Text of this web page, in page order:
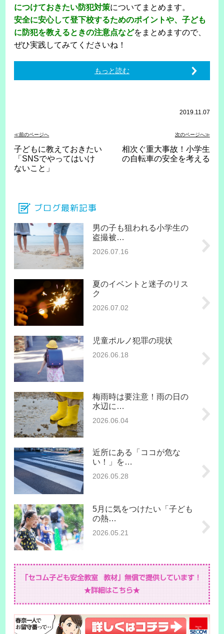
につけておきたい防犯対策についてまとめます。
安全に安心して登下校するためのポイントや、子ども
に防犯を教えるときの注意点などをまとめますので、
ぜひ実践してみてくださいね！
もっと読む
2019.11.07
≪前のページへ 次のページへ≫
子どもに教えておきたい
「SNSでやってはいけ
ないこと」
相次ぐ重大事故！小学生
の自転車の安全を考える
ブログ最新記事
男の子も狙われる小学生の
盗撮被…
2026.07.16
夏のイベントと迷子のリス
ク
2026.07.02
児童ポルノ犯罪の現状
2026.06.18
梅雨時は要注意！雨の日の
水辺に…
2026.06.04
近所にある「ココが危な
い！」を…
2026.05.28
5月に気をつけたい「子ども
の熱…
2026.05.21